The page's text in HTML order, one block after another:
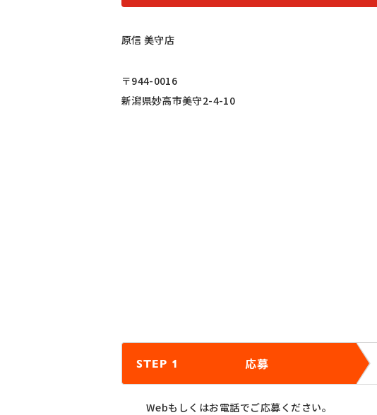
原信 美守店
〒944-0016
新潟県妙高市美守2-4-10
STEP 1 応募
Webもしくはお電話でご応募ください。